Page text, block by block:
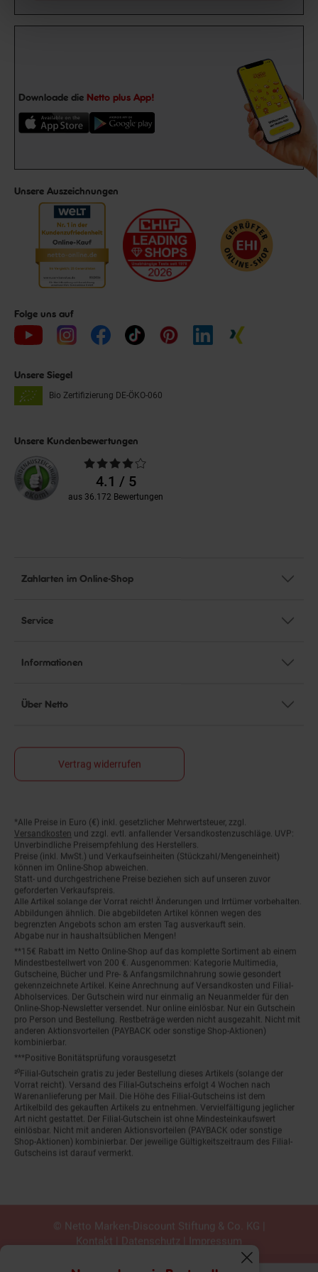
Fenster
Downloade die Netto plus App!
Unsere Auszeichnungen
Folge uns auf
Unsere Siegel
Bio Zertifizierung DE-ÖKO-060
Unsere Kundenbewertungen
Durchschnittliche
Bewertungen4.1 / 5
aus 36.172 Bewertungen
Zahlarten im Online-Shop
Service
Informationen
Über Netto
Vertrag widerrufen
Fußnoten
*Alle Preise in Euro (€) inkl. gesetzlicher Mehrwertsteuer, zzgl.
Versandkosten und zzgl. evtl. anfallender Versandkostenzuschläge. UVP:
Unverbindliche Preisempfehlung des Herstellers.
Preise (inkl. MwSt.) und Verkaufseinheiten (Stückzahl/Mengeneinheit)
können im Online-Shop abweichen.
Statt- und durchgestrichene Preise beziehen sich auf unseren zuvor
geforderten Verkaufspreis.
Alle Artikel solange der Vorrat reicht! Änderungen und Irrtümer vorbehalten.
Abbildungen ähnlich. Die abgebildeten Artikel können wegen des
begrenzten Angebots schon am ersten Tag ausverkauft sein.
Abgabe nur in haushaltsüblichen Mengen!
**15€ Rabatt im Netto Online-Shop auf das komplette Sortiment ab einem
Mindestbestellwert von 200 €. Ausgenommen: Kategorie Multimedia,
Gutscheine, Bücher und Pre- & Anfangsmilchnahrung sowie gesondert
gekennzeichnete Artikel. Keine Anrechnung auf Versandkosten und Filial-
Abholservices. Der Gutschein wird nur einmalig an Neuanmelder für den
Online-Shop-Newsletter versendet. Nur online einlösbar. Nur ein Gutschein
pro Person und Bestellung. Restbeträge werden nicht ausgezahlt. Nicht mit
anderen Aktionsvorteilen (PAYBACK oder sonstige Shop-Aktionen)
kombinierbar.
***Positive Bonitätsprüfung vorausgesetzt
²⁰Filial-Gutschein gratis zu jeder Bestellung dieses Artikels (solange der
Vorrat reicht). Versand des Filial-Gutscheins erfolgt 4 Wochen nach
Warenanlieferung per Mail. Die Höhe des Filial-Gutscheins ist dem
Artikelbild des gekauften Artikels zu entnehmen. Vervielfältigung jeglicher
Art nicht gestattet. Der Filial-Gutschein ist ohne Mindesteinkaufswert
einlösbar. Nicht mit anderen Aktionsvorteilen (PAYBACK oder sonstige
Shop-Aktionen) kombinierbar. Der jeweilige Gültigkeitszeitraum des Filial-
Gutscheins ist darauf vermerkt.
Kontakt | Datenschutz |Impressum